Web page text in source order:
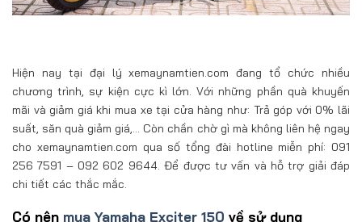
Hiện nay tại đại lý xemaynamtien.com đang tổ chức nhiều
chương trình, sự kiện cực kì lớn. Với những phần quà khuyến
mãi và giảm giá khi mua xe tại cửa hàng như: Trả góp với 0% lãi
suất, săn quà giảm giá,… Còn chần chờ gì mà không liên hệ ngay
cho xemaynamtien.com qua số tổng đài hotline miễn phí: 091
256 7591 – 092 602 9644. Để được tư vấn và hỗ trợ giải đáp
chi tiết các thắc mắc.
Có nên mua Yamaha Exciter 150 về sử dụng